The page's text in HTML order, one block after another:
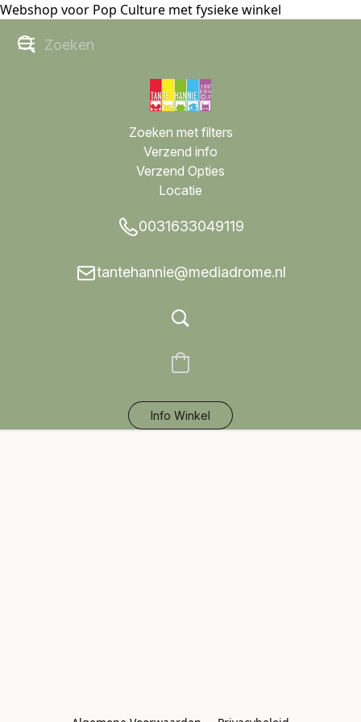
Webshop voor Pop Culture met fysieke winkel
Zoeken met filters
Verzend info
Verzend Opties
Locatie
0031633049119
tantehannie@mediadrome.nl
Info Winkel